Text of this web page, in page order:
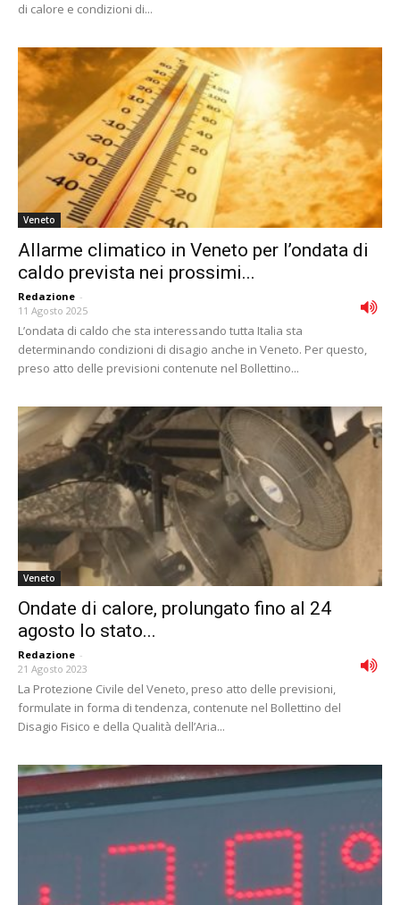
di calore e condizioni di...
Veneto
Allarme climatico in Veneto per l’ondata di
caldo prevista nei prossimi...
Redazione -
11 Agosto 2025
L’ondata di caldo che sta interessando tutta Italia sta
determinando condizioni di disagio anche in Veneto. Per questo,
preso atto delle previsioni contenute nel Bollettino...
Veneto
Ondate di calore, prolungato fino al 24
agosto lo stato...
Redazione -
21 Agosto 2023
La Protezione Civile del Veneto, preso atto delle previsioni,
formulate in forma di tendenza, contenute nel Bollettino del
Disagio Fisico e della Qualità dell’Aria...